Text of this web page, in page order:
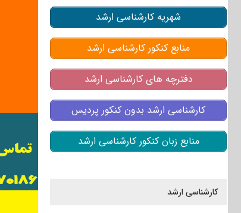
شهریه کارشناسی ارشد
منابع کنکور کارشناسی ارشد
دفترچه های کارشناسی ارشد
کارشناسی ارشد بدون کنکور پردیس
منابع زبان کنکور کارشناسی ارشد
کارشناسی ارشد